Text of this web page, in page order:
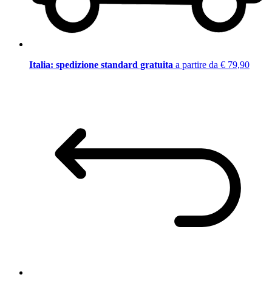
Italia: spedizione standard gratuita a partire da € 79,90